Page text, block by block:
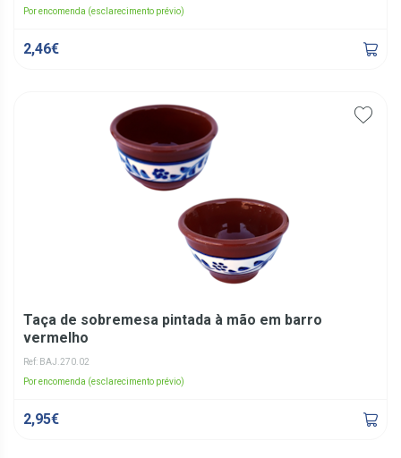
Por encomenda (esclarecimento prévio)
2,46€
Taça de sobremesa pintada à mão em barro
vermelho
Ref: BAJ.270.02
Por encomenda (esclarecimento prévio)
2,95€